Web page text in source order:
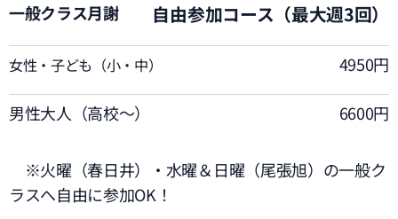
一般クラス月謝 自由参加コース（最大週3回）
女性・子ども（小・中） 4950円
男性大人（高校～） 6600円
※火曜（春日井）・水曜＆日曜（尾張旭）の一般ク
ラスへ自由に参加OK！